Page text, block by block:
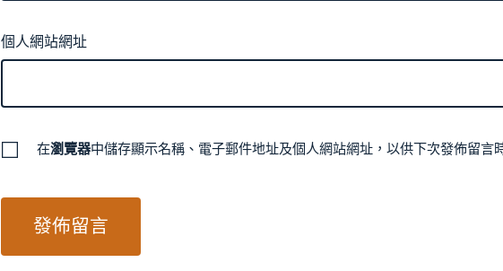
個人網站網址
在瀏覽器中儲存顯示名稱、電子郵件地址及個人網站網址，以供下次發佈留言